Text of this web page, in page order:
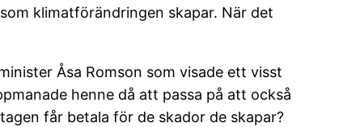
klimatförändringen skapar. När det
Åsa Romson som visade ett visst
henne då att passa på att också
får betala för de skador de skapar?